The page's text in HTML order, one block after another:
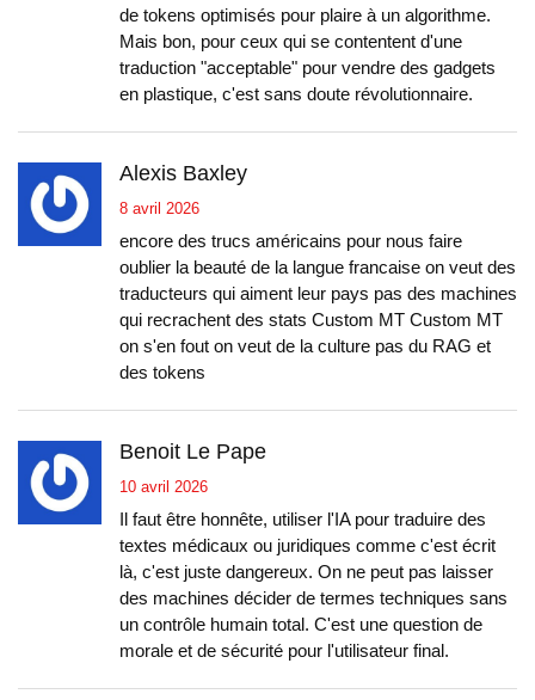
de tokens optimisés pour plaire à un algorithme.
Mais bon, pour ceux qui se contentent d'une
traduction "acceptable" pour vendre des gadgets
en plastique, c'est sans doute révolutionnaire.
Alexis Baxley
8 avril 2026
encore des trucs américains pour nous faire
oublier la beauté de la langue francaise on veut des
traducteurs qui aiment leur pays pas des machines
qui recrachent des stats Custom MT Custom MT
on s'en fout on veut de la culture pas du RAG et
des tokens
Benoit Le Pape
10 avril 2026
Il faut être honnête, utiliser l'IA pour traduire des
textes médicaux ou juridiques comme c'est écrit
là, c'est juste dangereux. On ne peut pas laisser
des machines décider de termes techniques sans
un contrôle humain total. C'est une question de
morale et de sécurité pour l'utilisateur final.